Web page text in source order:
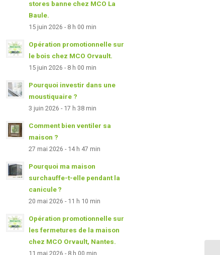
stores banne chez MCO La
Baule.
15 juin 2026 - 8 h 00 min
Opération promotionnelle sur
le bois chez MCO Orvault.
15 juin 2026 - 8 h 00 min
Pourquoi investir dans une
moustiquaire ?
3 juin 2026 - 17 h 38 min
Comment bien ventiler sa
maison ?
27 mai 2026 - 14 h 47 min
Pourquoi ma maison
surchauffe-t-elle pendant la
canicule ?
20 mai 2026 - 11 h 10 min
Opération promotionnelle sur
les fermetures de la maison
chez MCO Orvault, Nantes.
11 mai 2026 - 8 h 00 min